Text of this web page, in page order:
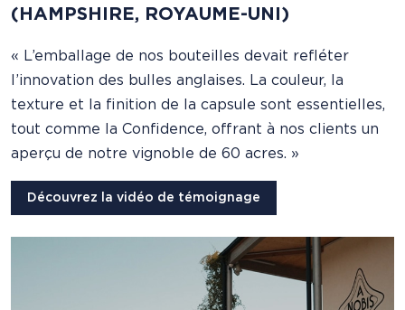
(HAMPSHIRE, ROYAUME-UNI)
« L’emballage de nos bouteilles devait refléter
l’innovation des bulles anglaises. La couleur, la
texture et la finition de la capsule sont essentielles,
tout comme la Confidence, offrant à nos clients un
aperçu de notre vignoble de 60 acres. »
Découvrez la vidéo de témoignage